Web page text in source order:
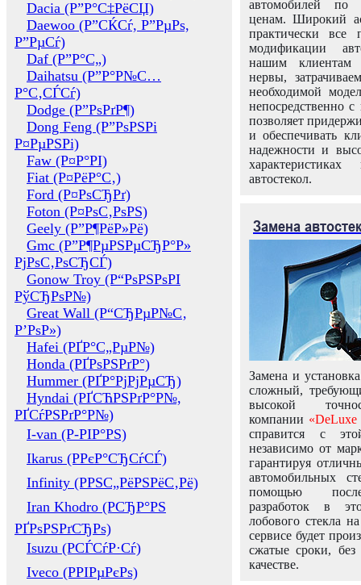
Dacia (Р”Р°С‡РёСЏ)
Daewoo (Р”СЌСѓ, Р”РµРѕ,
Р”РµСѓ)
Daf (Р”Р°С„)
Daihatsu (Р”Р°Р№С…
Р°С‚СЃСѓ)
Dodge (Р”РѕРґР¶)
Dong Feng (Р”РѕРЅРі
Р¤РµРЅРі)
Faw (Р¤Р°РІ)
Fiat (Р¤РёР°С‚)
Ford (Р¤РѕСЂРґ)
Foton (Р¤РѕС‚РѕРЅ)
Geely (Р”Р¶РёР»Рё)
Gmc (Р”Р¶РµРЅРµСЂР°Р»
РјРѕС‚РѕСЂСЃ)
Gonow Troy (Р“РѕРЅРѕРІ
РўСЂРѕР№)
Great Wall (Р“СЂРµР№С‚
Р’РѕР»)
Hafei (РҐР°С„РµР№)
Honda (РҐРѕРЅРґР°)
Hummer (РҐР°РјРјРµСЂ)
Hyndai (РҐСЋРЅРґР°Р№,
РҐСѓРЅРґР°Р№)
I-van (Р-РІР°РЅ)
Ikarus (РРєР°СЂСѓСЃ)
Infinity (РРЅС„РёРЅРёС‚Рё)
Iran Khodro (РСЂР°РЅ
РҐРѕРЅРґСЂРѕ)
Isuzu (РСЃСѓР·Сѓ)
Iveco (РРІРµРєРѕ)
автомобилей
ценам. Широкий
практически все
модификации
нашим клиентам
нервы,
необходимой
непосредственно
позволяет
и обеспечивать
надежности и
автостекол.
Замена
Замена и
сложный,
высокой
компании «DeLuxe
справится с
независимо от
гарантируя
автомобильных
помощью
разработок в
лобового стекла
сервисе будет
сжатые сроки,
качестве.